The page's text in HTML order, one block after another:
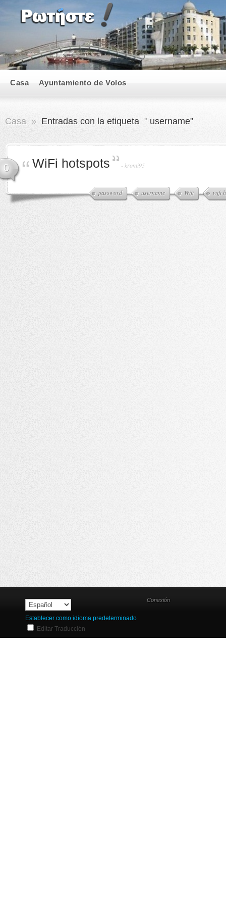
Casa Ayuntamiento de Volos
Casa » Entradas con la etiqueta " username"
0 WiFi hotspots - kronti95
password username Wifi wifi
Establecer como idioma predeterminado
Editar Traducción
Conexión